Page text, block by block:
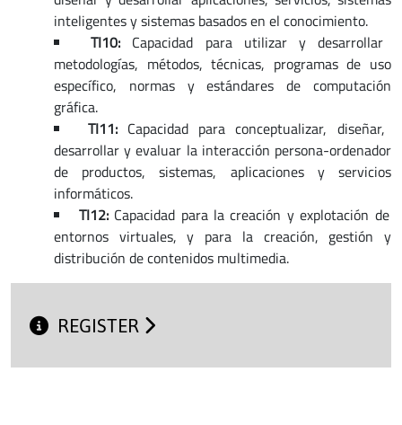
inteligentes y sistemas basados en el conocimiento.
TI10: Capacidad para utilizar y desarrollar
metodologías, métodos, técnicas, programas de uso
específico, normas y estándares de computación
gráfica.
TI11: Capacidad para conceptualizar, diseñar,
desarrollar y evaluar la interacción persona-ordenador
de productos, sistemas, aplicaciones y servicios
informáticos.
TI12: Capacidad para la creación y explotación de
entornos virtuales, y para la creación, gestión y
distribución de contenidos multimedia.
REGISTER